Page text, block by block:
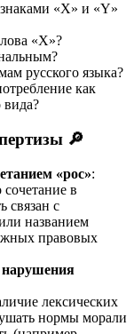
«X» и «Y»
«X»?
русского языка?
как
вида?
🔎
«рос»:
сочетание в
связан с
названием
правовых
нарушения
лексических
нормы морали